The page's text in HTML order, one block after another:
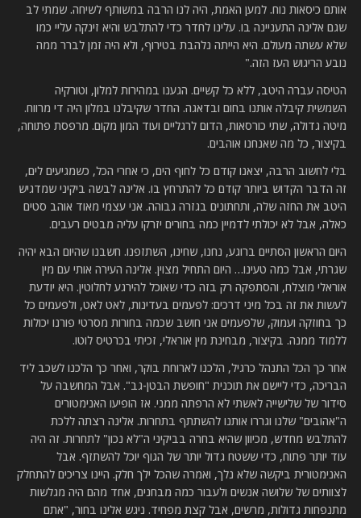
אותם כיסאות נוח. למען האמת, היה לנו הרבה במשותף לשיחה. שמתי לב
שגם אלינה התעניינה בו. עלינו לחדר כדי להתלבש והיא זינקה עליי כמו
שלא עשתה מעולם. היא הייתה נלהבת בטירוף, ולא היה זמן לברר ממה
נובע הריגוש העז הזה."
הטיסה עברה היטב, ללא כל קשיים. הגענו במהירות למלון, וטורקיה
השמשית קיבלה אותנו בחום ובדאגה. החדר שקיבלנו במלון היה די מרווח.
מיטה גדולה, שתי כורסאות, הדום לרגליים ועוד המון מקום. מרפסת פתוחה,
בקיצור, כל מה שאנחנו אוהבים.
בלי לחשוב הרבה, יצאנו קודם כל לחוף הים, כי אחרי הכל, כשמגיעים לים,
זה הדבר הקדוש ביותר קודם כל להתרחץ בו. אלינה לבשה ביקיני שמדגיש
היטב את החזה שלה, ותחתונים בגזרה גבוהה. אני עצמי מאוד אוהב סטים
כאלה, אבל לא יכולתי לדמיין כמה בחורים יזרקו עליה מבטים רעבים.
היום הראשון הסתיים ברוגע, נחנו, שחינו, השתזפנו. חשבנו שהיום הבא יהיה
שגרתי, אבל כמה טעינו… היום התחיל מצוין. אלינה העירה אותי עם מין
אוראלי מוצלח, והסתפקה רק בזה כדי שאוכל להירגע לחלוטין. היא יודעת
לעשות את זה בכל מיני דרכים: לפעמים בעדינות, לאט לאט, ולפעמים כל
כך בחוזקה ועמוק, שלפעמים אני חושב שכמה בחורות מסרטי פורנו יכולות
ללמוד ממנה. בקיצור, מבחינת מין אוראלי, זכיתי בכרטיס לוטו.
אחר כך הכל התנהל כרגיל, הלכנו לארוחת בוקר, ואחר כך הלכנו לשכב ליד
הבריכה, כדי ליישם את תוכנית "חופשת הבטן-גב". אבל המחשבה על
סידור של שלישייה לאשתי לא הרפתה ממני. אז הופיעו האנימטורים
ה"אהובים" שלנו וגררו אותנו להשתתף בתחרות. אלינה רצתה ללכת
להתלבש מחדש, מכיוון שהיא בחרה בביקיני ה"לא נכון" לתחרות. זה היה
עוד יותר פתוח, כדי ששטח גדול יותר של הגוף יוכל להשתזף. אבל
האנימטורית ביקשה שלא נלך, ואמרה שהכל ילך חלק. היינו צריכים להתחלק
לצוותים של שלושה אנשים ולעבור כמה מבחנים, אחד מהם היה מגלשות
מתנפחות גדולות, מרשים, אבל קצת מפחיד. ניגש אלינו בחור, "אתם